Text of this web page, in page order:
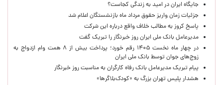
جایگاه ایران در امید به زندگی کجاست؟
جزئیات زمان واریز حقوق مرداد ماه بازنشستگان اعلام شد
پاسخ کروز به مطالب خلاف واقع درباره این شرکت
مدیرعامل بانک ملی ایران روز خبرنگار را تبریک گفت
در چهار ماه نخست ۱۴۰۵ رقم خورد؛ پرداخت بیش از ۸ همت وام ازدواج به
زوج‌های جوان توسط بانک ملی ایران
پیام تبریک مدیرعامل بانک رفاه کارگران به مناسبت روز خبرنگار
هشدار پلیس تهران بزرگ به «کودک‌بلاگرها»